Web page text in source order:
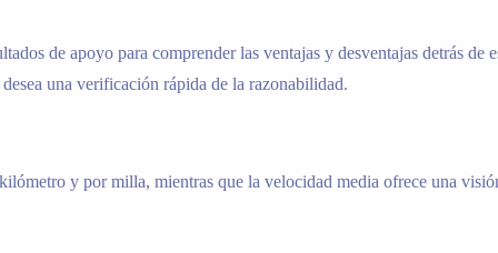
de apoyo para comprender las ventajas y desventajas detrás de
una verificación rápida de la razonabilidad.
y por milla, mientras que la velocidad media ofrece una